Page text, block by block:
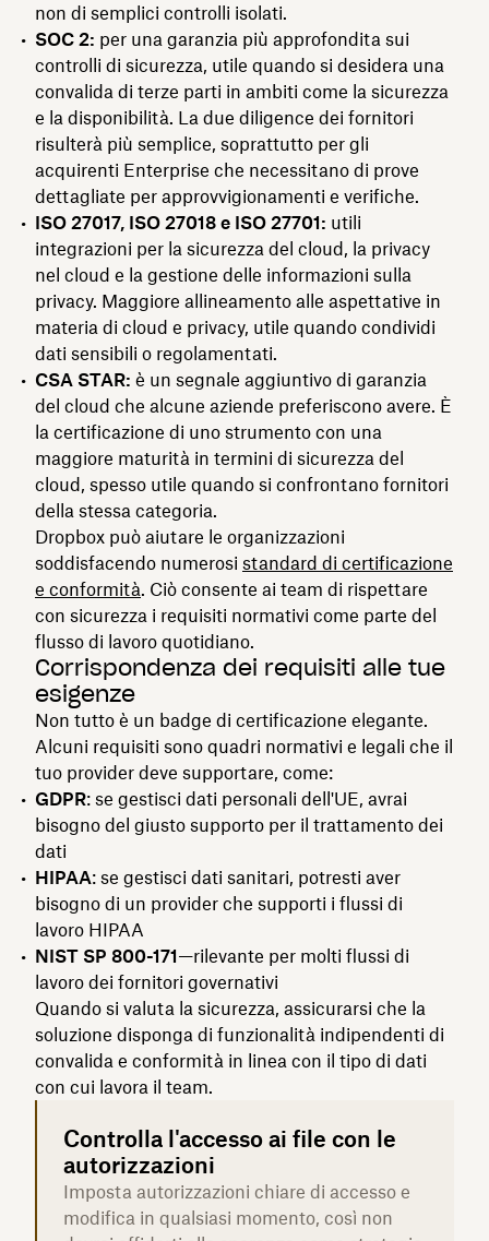
non di semplici controlli isolati.
SOC 2: per una garanzia più approfondita sui
controlli di sicurezza, utile quando si desidera una
convalida di terze parti in ambiti come la sicurezza
e la disponibilità. La due diligence dei fornitori
risulterà più semplice, soprattutto per gli
acquirenti Enterprise che necessitano di prove
dettagliate per approvvigionamenti e verifiche.
ISO 27017, ISO 27018 e ISO 27701: utili
integrazioni per la sicurezza del cloud, la privacy
nel cloud e la gestione delle informazioni sulla
privacy. Maggiore allineamento alle aspettative in
materia di cloud e privacy, utile quando condividi
dati sensibili o regolamentati.
CSA STAR: è un segnale aggiuntivo di garanzia
del cloud che alcune aziende preferiscono avere. È
la certificazione di uno strumento con una
maggiore maturità in termini di sicurezza del
cloud, spesso utile quando si confrontano fornitori
della stessa categoria.
Dropbox può aiutare le organizzazioni
soddisfacendo numerosi standard di certificazione
e conformità. Ciò consente ai team di rispettare
con sicurezza i requisiti normativi come parte del
flusso di lavoro quotidiano.
Corrispondenza dei requisiti alle tue
esigenze
Non tutto è un badge di certificazione elegante.
Alcuni requisiti sono quadri normativi e legali che il
tuo provider deve supportare, come:
GDPR: se gestisci dati personali dell'UE, avrai
bisogno del giusto supporto per il trattamento dei
dati
HIPAA: se gestisci dati sanitari, potresti aver
bisogno di un provider che supporti i flussi di
lavoro HIPAA
NIST SP 800-171—rilevante per molti flussi di
lavoro dei fornitori governativi
Quando si valuta la sicurezza, assicurarsi che la
soluzione disponga di funzionalità indipendenti di
convalida e conformità in linea con il tipo di dati
con cui lavora il team.
Controlla l'accesso ai file con le
autorizzazioni
Imposta autorizzazioni chiare di accesso e
modifica in qualsiasi momento, così non